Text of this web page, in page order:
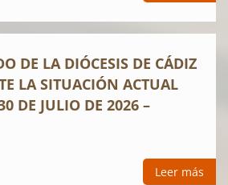
DE LA DIÓCESIS DE CÁDIZ
LA SITUACIÓN ACTUAL
DE JULIO DE 2026 –
Leer más